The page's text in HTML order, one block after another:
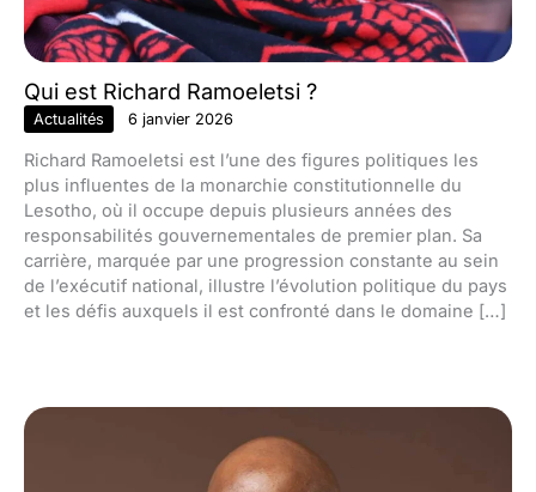
Qui est Richard Ramoeletsi ?
Actualités 6 janvier 2026
Richard Ramoeletsi est l’une des figures politiques les
plus influentes de la monarchie constitutionnelle du
Lesotho, où il occupe depuis plusieurs années des
responsabilités gouvernementales de premier plan. Sa
carrière, marquée par une progression constante au sein
de l’exécutif national, illustre l’évolution politique du pays
et les défis auxquels il est confronté dans le domaine […]